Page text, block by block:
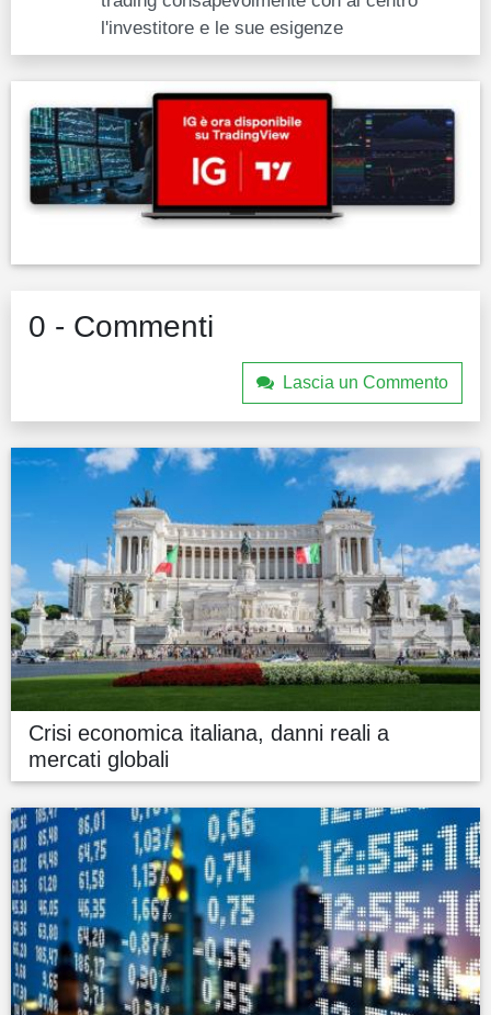
l'investitore e le sue esigenze
0 - Commenti
Lascia un Commento
Crisi economica italiana, danni reali a
mercati globali